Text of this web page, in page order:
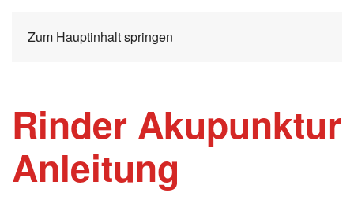
Zum Hauptinhalt springen
Rinder Akupunktur
Anleitung